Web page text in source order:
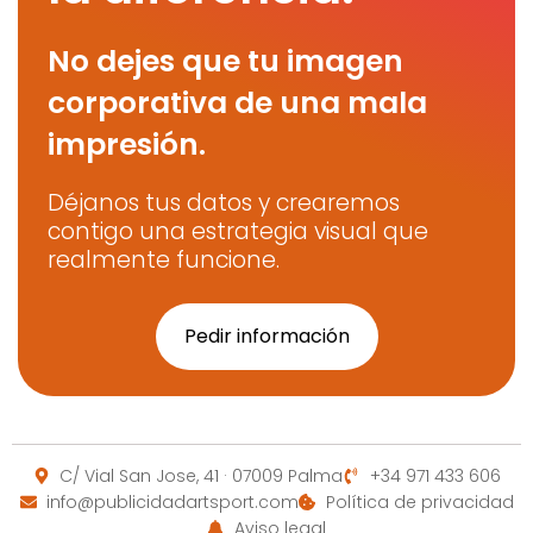
No dejes que tu imagen
corporativa de una mala
impresión.
Déjanos tus datos y crearemos
contigo una estrategia visual que
realmente funcione.
Pedir información
C/ Vial San Jose, 41 · 07009 Palma
+34 971 433 606
info@publicidadartsport.com
Política de privacidad